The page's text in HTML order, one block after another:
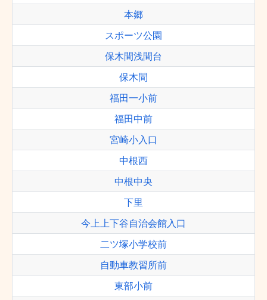
本郷
スポーツ公園
保木間浅間台
保木間
福田一小前
福田中前
宮崎小入口
中根西
中根中央
下里
今上上下谷自治会館入口
二ツ塚小学校前
自動車教習所前
東部小前